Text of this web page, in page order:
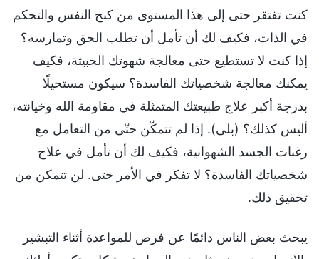
كنت تفتقر حتى إلى هذا المستوى من كبح النفس والتحكم
في الذات، فكيف لك أن تأمل أن تطلب الحق وتمارسه؟
إذا كنت لا تستطيع حتى معالجة شهوتك الخبيثة، فكيف
يمكنك معالجة شخصياتك الفاسدة؟ سيكون مستحيلًا
بدرجة أكبر علاج طبيعتك المتمثلة في مقاومة الله وخيانته،
أليس كذلك؟ (بلى). إذا لم تتمكّن حتّى من التعامل مع
رغبات الجسد الشهوانية، فكيف لك أن تأمل في علاج
شخصياتك الفاسدة؟ لا تفكر في الأمر حتى. لن تتمكن من
تحقيق ذلك.
يبحث بعض الناس دائمًا عن فرص للمواعدة أثناء التبشير